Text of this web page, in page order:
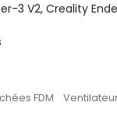
3 V2, Creality
FDM